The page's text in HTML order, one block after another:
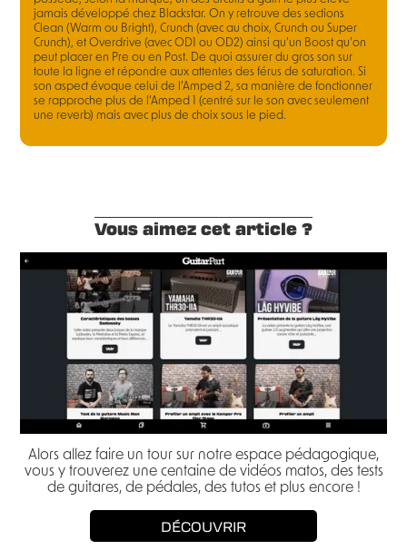
jamais développé chez Blackstar. On y retrouve des sections
Clean (Warm ou Bright), Crunch (avec au choix, Crunch ou Super
Crunch), et Overdrive (avec OD1 ou OD2) ainsi qu’un Boost qu’on
peut placer en Pre ou en Post. De quoi assurer du gros son sur
toute la ligne et répondre aux attentes des férus de saturation. Si
son aspect évoque celui de l’Amped 2, sa manière de fonctionner
se rapproche plus de l’Amped 1 (centré sur le son avec seulement
une reverb) mais avec plus de choix sous le pied.
Vous aimez cet article ?
Alors allez faire un tour sur notre espace pédagogique,
vous y trouverez une centaine de vidéos matos, des tests
de guitares, de pédales, des tutos et plus encore !
DÉCOUVRIR